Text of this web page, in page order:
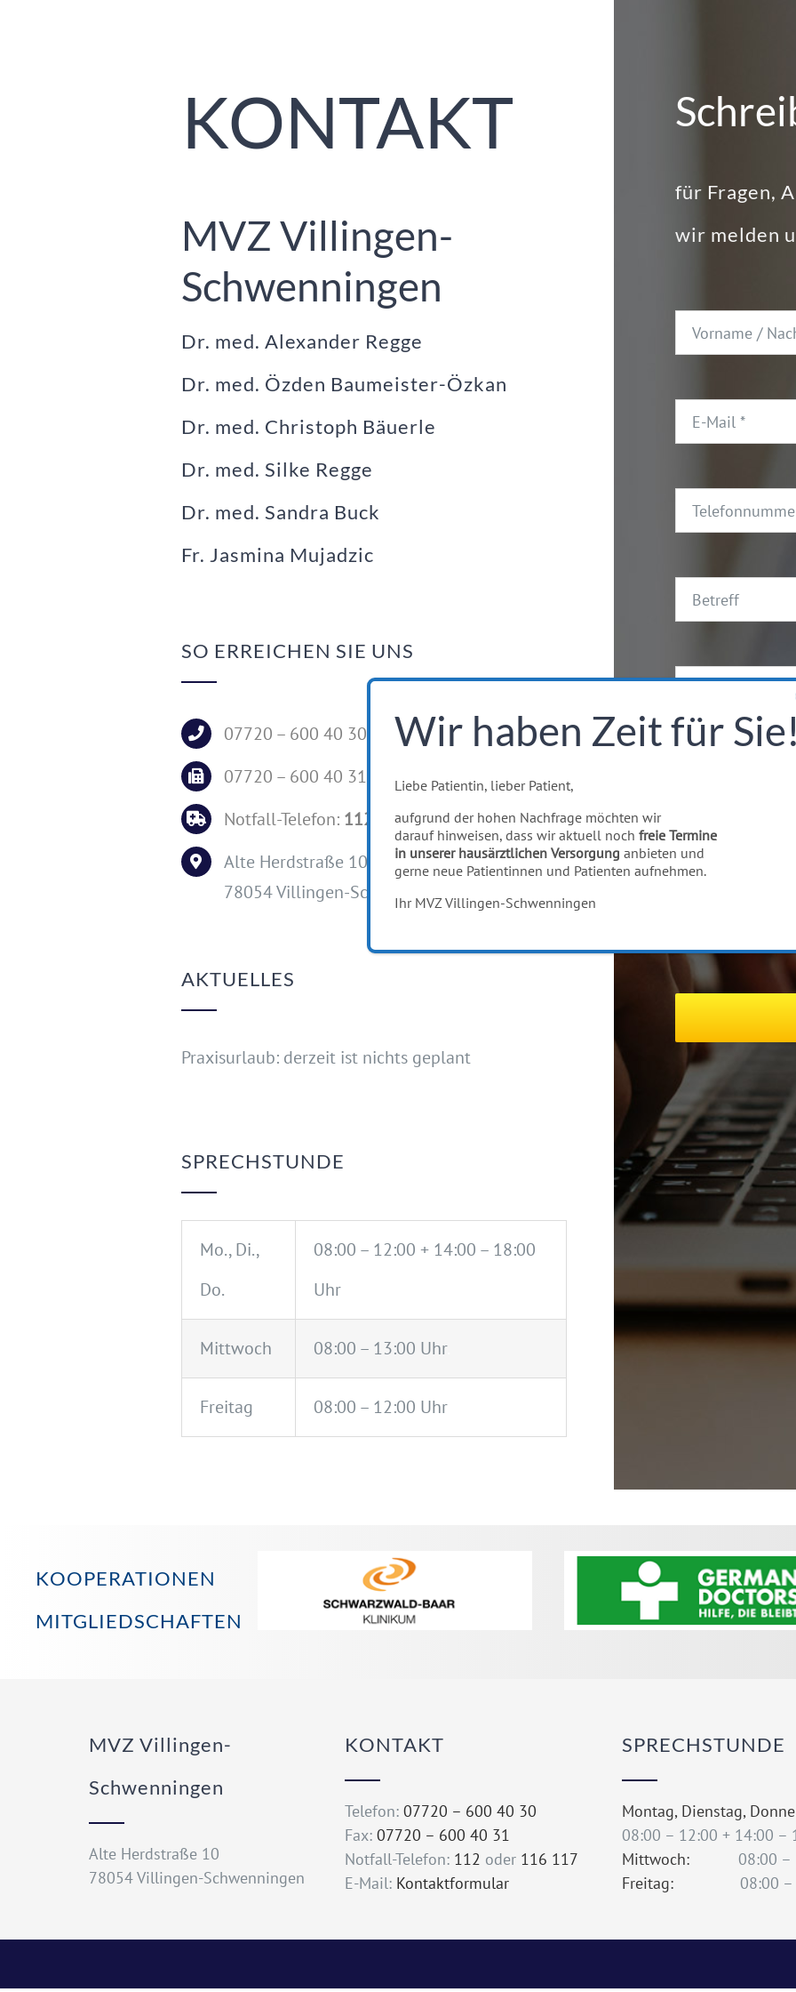
KONTAKT
MVZ Villingen-
Schwenningen
Dr. med. Alexander Regge
Dr. med. Özden Baumeister-Özkan
Dr. med. Christoph Bäuerle
Dr. med. Silke Regge
Dr. med. Sandra Buck
Fr. Jasmina Mujadzic
SO ERREICHEN SIE UNS
07720 – 600 40 30
07720 – 600 40 31
Notfall-Telefon: 112 oder116 117
Alte Herdstraße 10
78054 Villingen-Schwenningen
AKTUELLES
Praxisurlaub: derzeit ist nichts geplant
SPRECHSTUNDE
Mo., Di.,
Do.
08:00 – 12:00 + 14:00 – 18:00
Uhr.
Mittwoch 08:00 – 13:00 Uhr.
Freitag 08:00 – 12:00 Uhr.
für Fragen,
wir melden
Beachten
KOOPERATIONEN
MITGLIEDSCHAFTEN
MVZ Villingen-
Schwenningen
Alte Herdstraße 10
78054 Villingen-Schwenningen
KONTAKT
Telefon: 07720 – 600 40 30
Fax: 07720 – 600 40 31
Notfall-Telefon: 112 oder 116 117
E-Mail: Kontaktformular
SPRECHSTUNDE
Montag, Dienstag,
08:00 – 12:00 + 14:00 –
Mittwoch:08:00 –
Freitag:08:00 –
Wir haben Zeit für
Liebe Patientin, lieber Patient,
aufgrund der hohen Nachfrage möchten wir
darauf hinweisen, dass wir aktuell noch freie Termine
in unserer hausärztlichen Versorgung anbieten und
gerne neue Patientinnen und Patienten aufnehmen.
Ihr MVZ Villingen-Schwenningen